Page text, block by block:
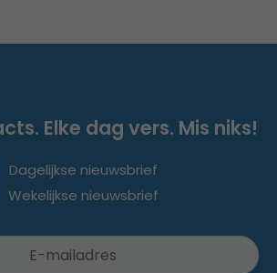
Elke dag vers. Mis niks!
Dagelijkse nieuwsbrief
Wekelijkse nieuwsbrief